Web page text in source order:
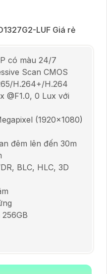
LUF Giá rẻ
có màu 24/7
Scan CMOS
H.264+/H.264
@F1.0, 0 Lux với
(1920x1080)
đêm lên đến 30m
BLC, HLC, 3D